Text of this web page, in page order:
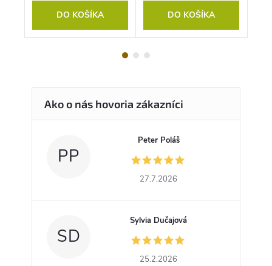
DO KOŠÍKA DO KOŠÍKA
PP
Peter Poláš
27.7.2026
SD
Sylvia Dučajová
25.2.2026